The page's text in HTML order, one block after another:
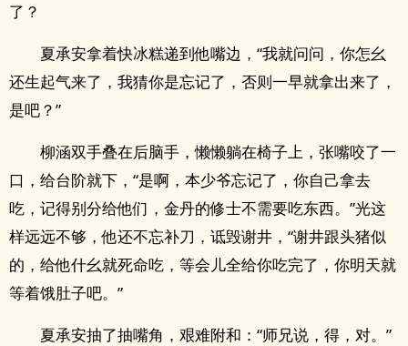
了？
夏承安拿着快冰糕递到他嘴边，“我就问问，你怎幺
还生起气来了，我猜你是忘记了，否则一早就拿出来了，
是吧？”
柳涵双手叠在后脑手，懒懒躺在椅子上，张嘴咬了一
口，给台阶就下，“是啊，本少爷忘记了，你自己拿去
吃，记得别分给他们，金丹的修士不需要吃东西。”光这
样远远不够，他还不忘补刀，诋毁谢井，“谢井跟头猪似
的，给他什幺就死命吃，等会儿全给你吃完了，你明天就
等着饿肚子吧。”
夏承安抽了抽嘴角，艰难附和：“师兄说，得，对。”